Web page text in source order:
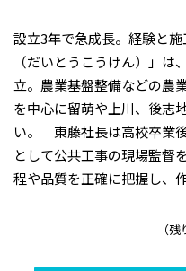
設立3年で急成長。経験と
（だいとうこうけん）」
立。農業基盤整備などの農
を中心に留萌や上川、後志
い。 東藤社長は高校卒業
として公共工事の現場監督
程や品質を正確に把握し、
（